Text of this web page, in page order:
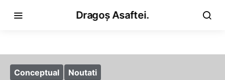
Dragoș Asaftei.
Conceptual Noutati